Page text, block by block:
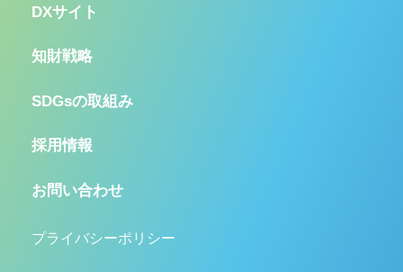
DXサイト
知財戦略
SDGsの取組み
採用情報
お問い合わせ
プライバシーポリシー